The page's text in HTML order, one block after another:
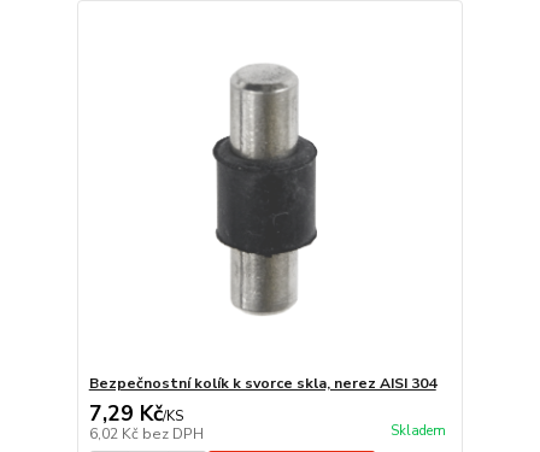
Bezpečnostní kolík k svorce skla, nerez AISI 304
7,29 Kč/KS
6,02 Kč bez DPH Skladem